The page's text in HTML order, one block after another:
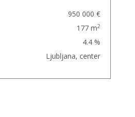
950 000 €
177 m2
4.4 %
Ljubljana, center